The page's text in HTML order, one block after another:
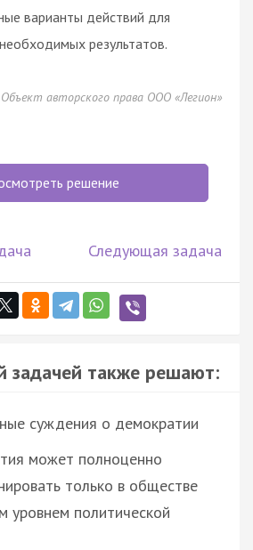
варианты действий для
результатов.
Объект авторского права ООО «Легион»
решение
Следующая задача
задачей также решают:
суждения о демократии
может полноценно
только в обществе
уровнем политической